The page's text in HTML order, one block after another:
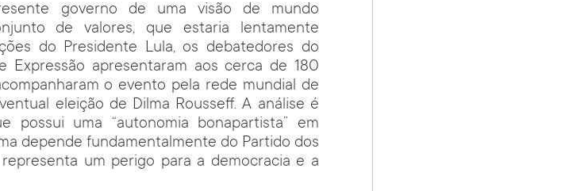
governo de uma visão de mundo
de valores, que estaria lentamente
do Presidente Lula, os debatedores do
Expressão apresentaram aos cerca de 180
o evento pela rede mundial de
eleição de Dilma Rousseff. A análise é
possui uma “autonomia bonapartista” em
depende fundamentalmente do Partido dos
representa um perigo para a democracia e a